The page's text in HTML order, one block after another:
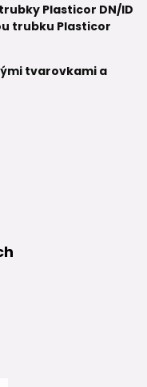
Plasticor DN/ID
trubku Plasticor
tvarovkami a